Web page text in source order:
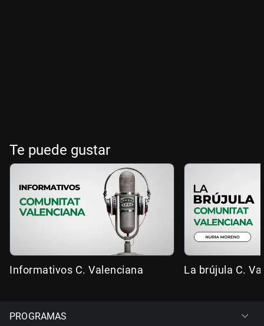
Te puede gustar
Informativos C. Valenciana La brújula C.
PROGRAMAS